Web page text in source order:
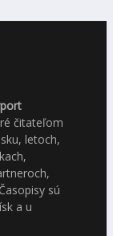
čitateľom
letoch,
sú
a u